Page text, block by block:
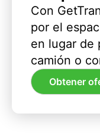
Con
por el
en lugar de
camión o
Obtener